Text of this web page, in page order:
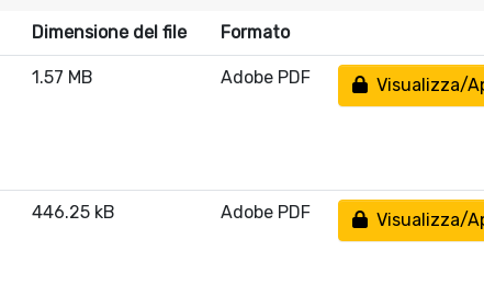
Dimensione del file Formato
1.57 MB Adobe PDF Visualizza/
446.25 kB Adobe PDF Visualizza/